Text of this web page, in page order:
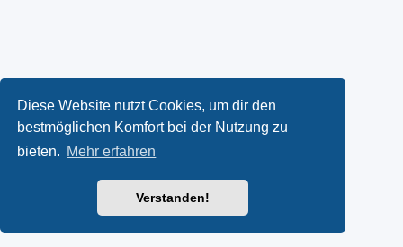
Diese Website nutzt Cookies, um dir den
bestmöglichen Komfort bei der Nutzung zu
bieten. Mehr erfahren
Verstanden!